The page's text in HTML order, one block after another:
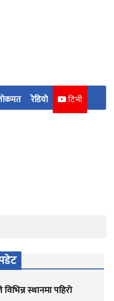
रेडियो टिभी
विभिन्न स्थानमा पहिरो